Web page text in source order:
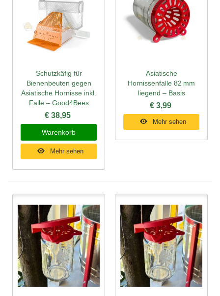
Schutzkäfig für
Bienenbeuten gegen
Asiatische Hornisse inkl.
Falle – Good4Bees
€ 38,95
Warenkorb
Mehr sehen
Asiatische
Hornissenfalle 82 mm
liegend – Basis
€ 3,99
Mehr sehen